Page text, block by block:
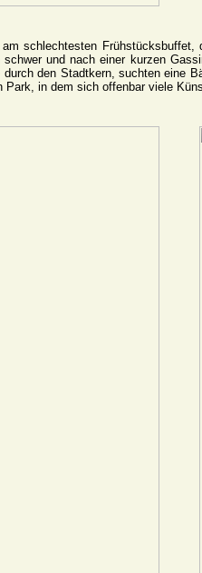
schlechtesten
und nach einer kurzen
den Stadtkern, suchten eine
in dem sich offenbar viele